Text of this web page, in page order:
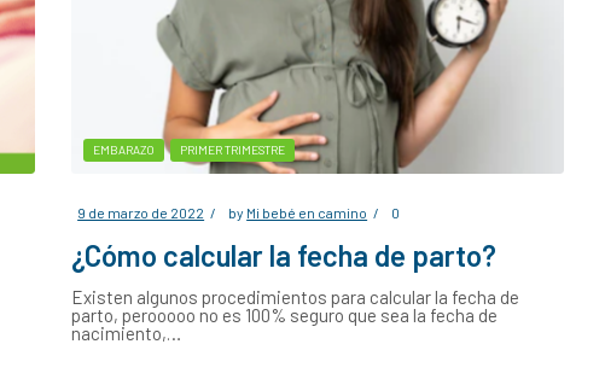
EMBARAZO PRIMER TRIMESTRE
9 de marzo de 2022 by Mi bebé en camino 0
¿Cómo calcular la fecha de parto?
Existen algunos procedimientos para calcular la fecha de
parto, perooooo no es 100% seguro que sea la fecha de
nacimiento,…